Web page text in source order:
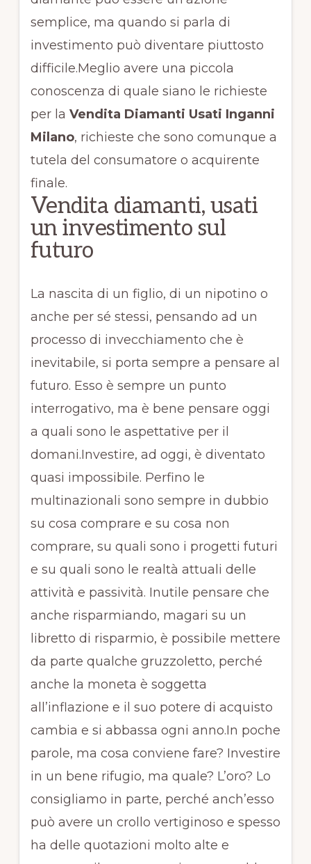
semplice, ma quando si parla di
investimento può diventare piuttosto
difficile.Meglio avere una piccola
conoscenza di quale siano le richieste
per la Vendita Diamanti Usati Inganni
Milano, richieste che sono comunque a
tutela del consumatore o acquirente
finale.
Vendita diamanti, usati
un investimento sul
futuro
La nascita di un figlio, di un nipotino o
anche per sé stessi, pensando ad un
processo di invecchiamento che è
inevitabile, si porta sempre a pensare al
futuro. Esso è sempre un punto
interrogativo, ma è bene pensare oggi
a quali sono le aspettative per il
domani.Investire, ad oggi, è diventato
quasi impossibile. Perfino le
multinazionali sono sempre in dubbio
su cosa comprare e su cosa non
comprare, su quali sono i progetti futuri
e su quali sono le realtà attuali delle
attività e passività. Inutile pensare che
anche risparmiando, magari su un
libretto di risparmio, è possibile mettere
da parte qualche gruzzoletto, perché
anche la moneta è soggetta
all’inflazione e il suo potere di acquisto
cambia e si abbassa ogni anno.In poche
parole, ma cosa conviene fare? Investire
in un bene rifugio, ma quale? L’oro? Lo
consigliamo in parte, perché anch’esso
può avere un crollo vertiginoso e spesso
ha delle quotazioni molto alte e